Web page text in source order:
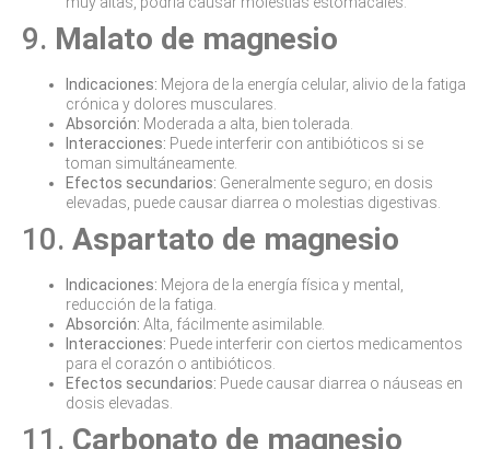
9. Malato de magnesio
Indicaciones: Mejora de la energía celular, alivio de la fatiga
crónica y dolores musculares.
Absorción: Moderada a alta, bien tolerada.
Interacciones: Puede interferir con antibióticos si se
toman simultáneamente.
Efectos secundarios: Generalmente seguro; en dosis
elevadas, puede causar diarrea o molestias digestivas.
10. Aspartato de magnesio
Indicaciones: Mejora de la energía física y mental,
reducción de la fatiga.
Absorción: Alta, fácilmente asimilable.
Interacciones: Puede interferir con ciertos medicamentos
para el corazón o antibióticos.
Efectos secundarios: Puede causar diarrea o náuseas en
dosis elevadas.
11. Carbonato de magnesio